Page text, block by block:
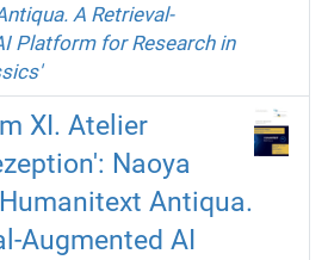
A Retrieval-
Platform for Research in
XI. Atelier
Naoya
Antiqua.
Augmented AI